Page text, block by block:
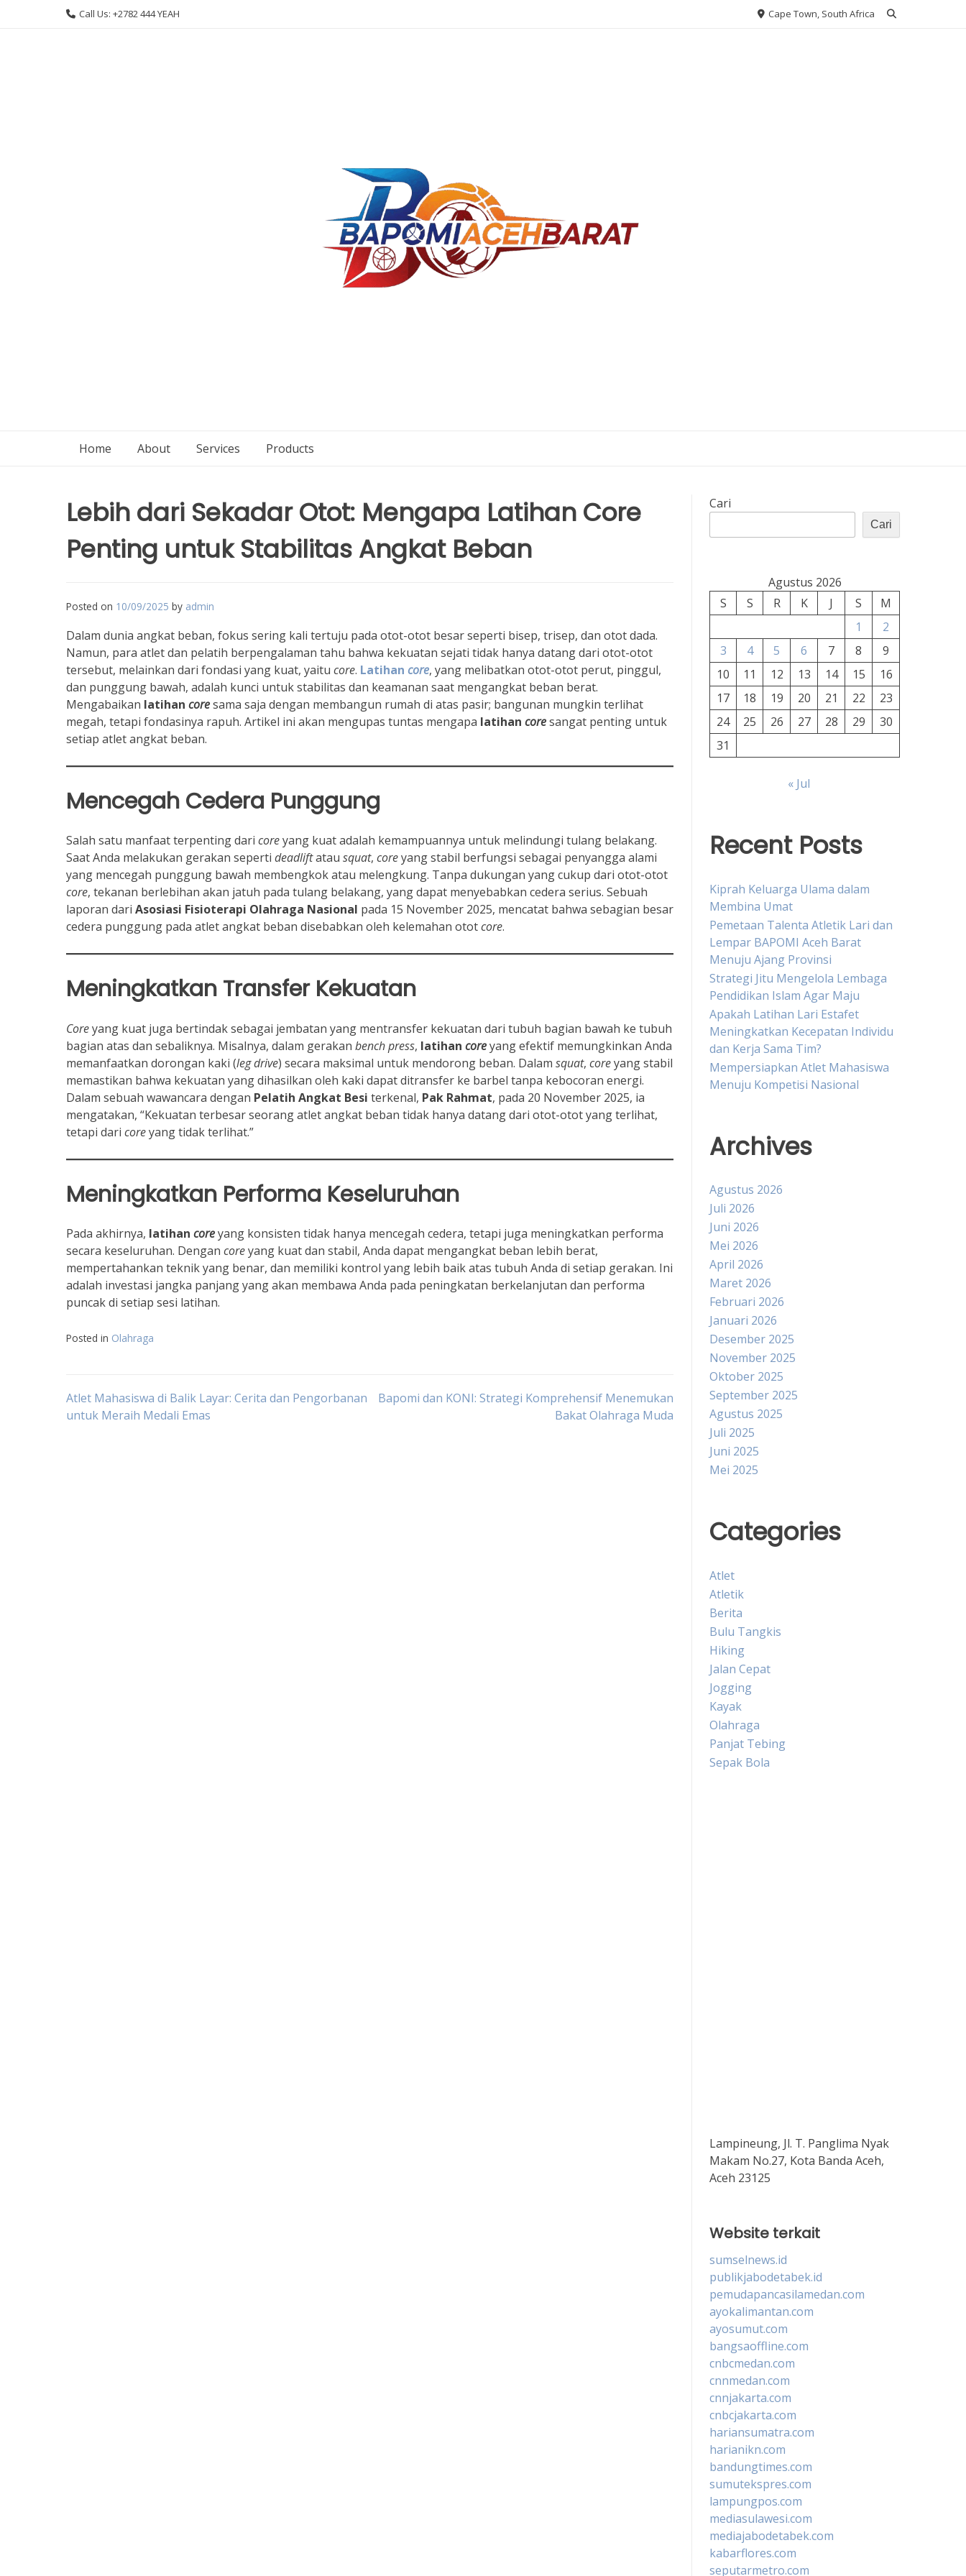
Call Us: +2782 444 YEAH Cape Town, South Africa
Home About Services Products
Lebih dari Sekadar Otot: Mengapa Latihan Core
Penting untuk Stabilitas Angkat Beban
Posted on 10/09/2025 by admin
Dalam dunia angkat beban, fokus sering kali tertuju pada otot-otot besar seperti bisep, trisep, dan otot dada.
Namun, para atlet dan pelatih berpengalaman tahu bahwa kekuatan sejati tidak hanya datang dari otot-otot
tersebut, melainkan dari fondasi yang kuat, yaitu core. Latihan core, yang melibatkan otot-otot perut, pinggul,
dan punggung bawah, adalah kunci untuk stabilitas dan keamanan saat mengangkat beban berat.
Mengabaikan latihan coresama saja dengan membangun rumah di atas pasir; bangunan mungkin terlihat
megah, tetapi fondasinya rapuh. Artikel ini akan mengupas tuntas mengapa latihan coresangat penting untuk
setiap atlet angkat beban.
Mencegah Cedera Punggung
Salah satu manfaat terpenting dari coreyang kuat adalah kemampuannya untuk melindungi tulang belakang.
Saat Anda melakukan gerakan seperti deadliftatau squat, coreyang stabil berfungsi sebagai penyangga alami
yang mencegah punggung bawah membengkok atau melengkung. Tanpa dukungan yang cukup dari otot-otot
core, tekanan berlebihan akan jatuh pada tulang belakang, yang dapat menyebabkan cedera serius. Sebuah
laporan dari Asosiasi Fisioterapi Olahraga Nasional pada 15 November 2025, mencatat bahwa sebagian besar
cedera punggung pada atlet angkat beban disebabkan oleh kelemahan ototcore.
Meningkatkan Transfer Kekuatan
Coreyang kuat juga bertindak sebagai jembatan yang mentransfer kekuatan dari tubuh bagian bawah ke tubuh
bagian atas dan sebaliknya. Misalnya, dalam gerakan bench press, latihan coreyang efektif memungkinkan Anda
memanfaatkan dorongan kaki (leg drive) secara maksimal untuk mendorong beban. Dalam squat, coreyang stabil
memastikan bahwa kekuatan yang dihasilkan oleh kaki dapat ditransfer ke barbel tanpa kebocoran energi.
Dalam sebuah wawancara dengan Pelatih Angkat Besi terkenal, Pak Rahmat, pada 20 November 2025, ia
mengatakan, “Kekuatan terbesar seorang atlet angkat beban tidak hanya datang dari otot-otot yang terlihat,
tetapi dari coreyang tidak terlihat.”
Meningkatkan Performa Keseluruhan
Pada akhirnya, latihan coreyang konsisten tidak hanya mencegah cedera, tetapi juga meningkatkan performa
secara keseluruhan. Dengan coreyang kuat dan stabil, Anda dapat mengangkat beban lebih berat,
mempertahankan teknik yang benar, dan memiliki kontrol yang lebih baik atas tubuh Anda di setiap gerakan. Ini
adalah investasi jangka panjang yang akan membawa Anda pada peningkatan berkelanjutan dan performa
puncak di setiap sesi latihan.
Posted in Olahraga
Navigasi
Atlet Mahasiswa di Balik Layar: Cerita dan Pengorbanan
untuk Meraih Medali Emas
Bapomi dan KONI: Strategi Komprehensif Menemukan
Bakat Olahraga Muda
Cari
Cari
Agustus 2026
S
S R K J S
M
1
2
3
4 5 6 7 8
9
10
11 12 13 14 15
16
17
18 19 20 21 22
23
24
25 26 27 28 29
30
31
« Jul
Recent Posts
Kiprah Keluarga Ulama dalam
Membina Umat
Pemetaan Talenta Atletik Lari dan
Lempar BAPOMI Aceh Barat
Menuju Ajang Provinsi
Strategi Jitu Mengelola Lembaga
Pendidikan Islam Agar Maju
Apakah Latihan Lari Estafet
Meningkatkan Kecepatan Individu
dan Kerja Sama Tim?
Mempersiapkan Atlet Mahasiswa
Menuju Kompetisi Nasional
Archives
Agustus 2026
Juli 2026
Juni 2026
Mei 2026
April 2026
Maret 2026
Februari 2026
Januari 2026
Desember 2025
November 2025
Oktober 2025
September 2025
Agustus 2025
Juli 2025
Juni 2025
Mei 2025
Categories
Atlet
Atletik
Berita
Bulu Tangkis
Hiking
Jalan Cepat
Jogging
Kayak
Olahraga
Panjat Tebing
Sepak Bola
Lampineung, Jl. T. Panglima Nyak
Makam No.27, Kota Banda Aceh,
Aceh 23125
Website terkait
sumselnews.id
publikjabodetabek.id
pemudapancasilamedan.com
ayokalimantan.com
ayosumut.com
bangsaoffline.com
cnbcmedan.com
cnnmedan.com
cnnjakarta.com
cnbcjakarta.com
hariansumatra.com
harianikn.com
bandungtimes.com
sumutekspres.com
lampungpos.com
mediasulawesi.com
mediajabodetabek.com
kabarflores.com
seputarmetro.com